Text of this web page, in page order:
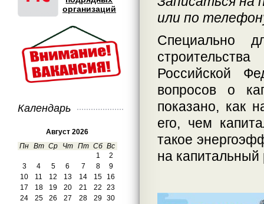
организаций
Календарь
Август 2026
Пн Вт Ср Чт Пт Сб Вс
1
2
3
4 5 6 7 8
9
10
11 12 13 14 15
16
17
18 19 20 21 22
23
24
25 26 27 28 29
30
или по
Специально
Российской
вопросов о
показано, как
его, чем
такое
на капитальный